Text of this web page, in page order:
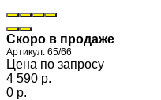
Скоро в продаже
Артикул: 65/66
Цена по запросу
4 590 p.
0 p.